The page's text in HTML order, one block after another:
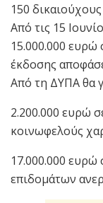
150
Από τις 15
15.000.000 ευρώ
έκδοσης
Από τη ΔΥΠΑ θα
2.200.000 ευρώ
κοινωφελούς
17.000.000 ευρώ
επιδομάτων